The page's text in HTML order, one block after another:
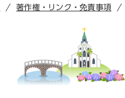
著作権・リンク・免責事項